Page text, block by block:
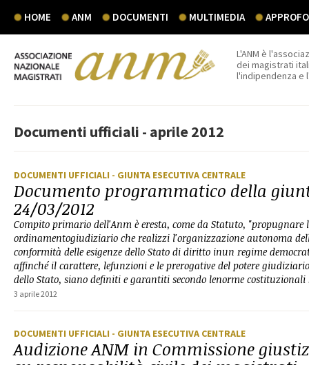
HOME ANM DOCUMENTI MULTIMEDIA
L'ANM è
dei magistrati
l'indipendenza e
Documenti ufficiali - aprile 2012
DOCUMENTI UFFICIALI - GIUNTA ESECUTIVA CENTRALE
Documento programmatico della
24/03/2012
Compito primario dell'Anm è eresta, come da Statuto,
ordinamentogiudiziario che realizzi l'organizzazione autonoma
conformità delle esigenze dello Stato di diritto inun regime
affinché il carattere, lefunzioni e le prerogative del potere
dello Stato, siano definiti e garantiti secondo lenorme costituzionali
3 aprile 2012
DOCUMENTI UFFICIALI - GIUNTA ESECUTIVA CENTRALE
Audizione ANM in Commissione